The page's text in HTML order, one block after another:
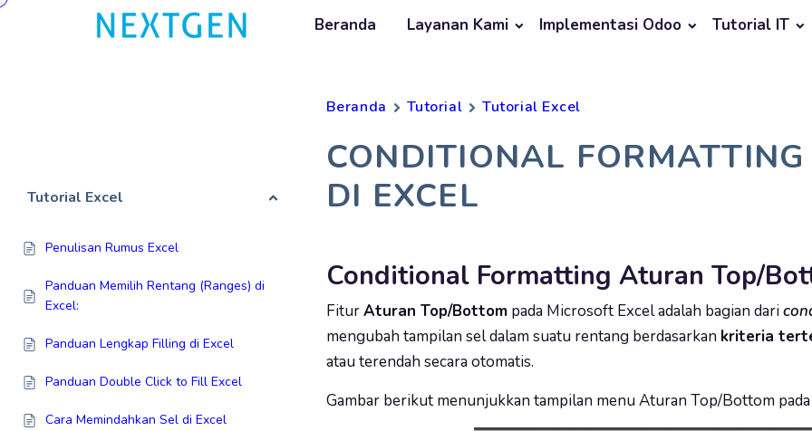
Beranda Layanan Kami Implementasi Odoo Tutorial IT
Tutorial Excel
Penulisan Rumus Excel
Panduan Memilih Rentang (Ranges) di
Excel:
Panduan Lengkap Filling di Excel
Panduan Double Click to Fill Excel
Cara Memindahkan Sel di Excel
Beranda Tutorial Tutorial Excel
CONDITIONAL
DI EXCEL
Conditional Formatting Aturan Top/
FiturAturan Top/Bottompada Microsoft Excel adalah bagian dari
mengubah tampilan sel dalam suatu rentang berdasarkan kriteria
atau terendah secara otomatis.
Gambar berikut menunjukkan tampilan menu Aturan Top/Bottom